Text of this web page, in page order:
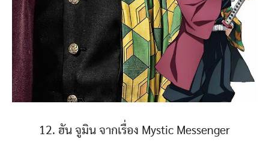
12. ฮัน จูมิน จากเรื่อง Mystic Messenger